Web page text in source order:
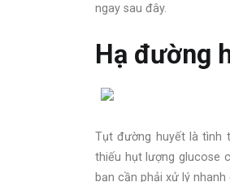
ngay sau đây.
Hạ đường
Tụt đường huyết là tình
thiếu hụt lượng glucose
bạn cần phải xử lý